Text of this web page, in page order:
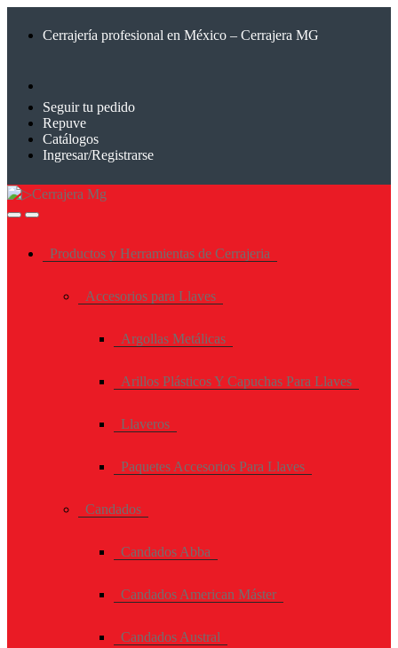
Cerrajería profesional en México – Cerrajera MG
Seguir tu pedido
Repuve
Catálogos
Ingresar/Registrarse
Productos y Herramientas de Cerrajeria
Accesorios para Llaves
Argollas Metálicas
Arillos Plásticos Y Capuchas Para Llaves
Llaveros
Paquetes Accesorios Para Llaves
Candados
Candados Abba
Candados American Máster
Candados Austral